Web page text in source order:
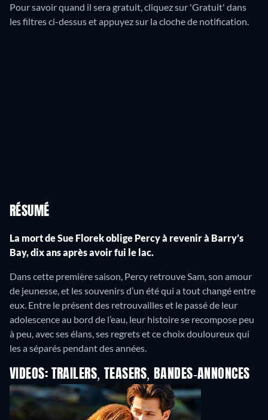
Pour savoir quand il sera gratuit, cliquez sur 'Gratuit' dans
les filtres ci-dessus et appuyez sur la cloche de notification.
RÉSUMÉ
La mort de Sue Florek oblige Percy à revenir à Barry’s
Bay, dix ans après avoir fui le lac.
Dans cette première saison, Percy retrouve Sam, son amour
de jeunesse, et les souvenirs d’un été qui a tout changé entre
eux. Entre le présent des retrouvailles et le passé de leur
adolescence au bord de l’eau, leur histoire se recompose peu
à peu, avec ses élans, ses regrets et ce choix douloureux qui
les a séparés pendant des années.
VIDEOS: TRAILERS, TEASERS, BANDES-ANNONCES